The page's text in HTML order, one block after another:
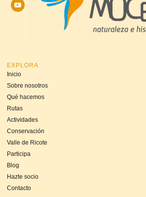
EXPLORA
Inicio
Sobre nosotros
Qué hacemos
Rutas
Actividades
Conservación
Valle de Ricote
Participa
Blog
Hazte socio
Contacto